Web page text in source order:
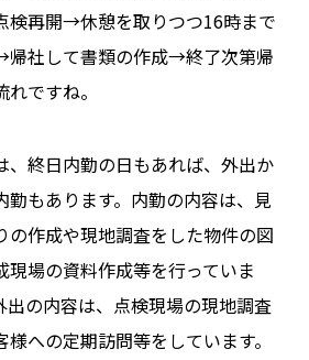
検再開→休憩を取りつつ16時まで
帰社して書類の作成→終了次第帰
れですね。
、終日内勤の日もあれば、外出か
勤もあります。内勤の内容は、見
の作成や現地調査をした物件の図
現場の資料作成等を行っていま
出の内容は、点検現場の現地調査
様への定期訪問等をしています。